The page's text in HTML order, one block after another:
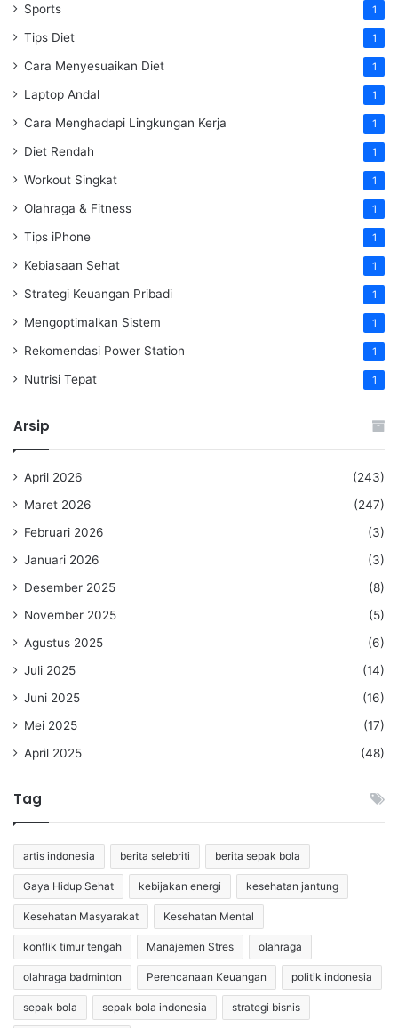
Sports 1
Tips Diet 1
Cara Menyesuaikan Diet 1
Laptop Andal 1
Cara Menghadapi Lingkungan Kerja 1
Diet Rendah 1
Workout Singkat 1
Olahraga & Fitness 1
Tips iPhone 1
Kebiasaan Sehat 1
Strategi Keuangan Pribadi 1
Mengoptimalkan Sistem 1
Rekomendasi Power Station 1
Nutrisi Tepat 1
Arsip
April 2026
(243)
Maret 2026
(247)
Februari 2026
(3)
Januari 2026
(3)
Desember 2025
(8)
November 2025
(5)
Agustus 2025
(6)
Juli 2025
(14)
Juni 2025
(16)
Mei 2025
(17)
April 2025
(48)
Tag
artis indonesia berita selebriti berita sepak bola
Gaya Hidup Sehat kebijakan energi kesehatan jantung
Kesehatan Masyarakat Kesehatan Mental
konflik timur tengah Manajemen Stres olahraga
olahraga badminton Perencanaan Keuangan politik indonesia
sepak bola sepak bola indonesia strategi bisnis